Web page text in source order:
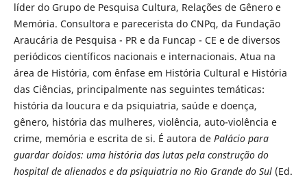
líder do Grupo de Pesquisa Cultura, Relações de Gênero e
Memória. Consultora e parecerista do CNPq, da Fundação
Araucária de Pesquisa - PR e da Funcap - CE e de diversos
periódicos científicos nacionais e internacionais. Atua na
área de História, com ênfase em História Cultural e História
das Ciências, principalmente nas seguintes temáticas:
história da loucura e da psiquiatria, saúde e doença,
gênero, história das mulheres, violência, auto-violência e
crime, memória e escrita de si. É autora de Palácio para
guardar doidos: uma história das lutas pela construção do
hospital de alienados e da psiquiatria no Rio Grande do Sul(Ed.